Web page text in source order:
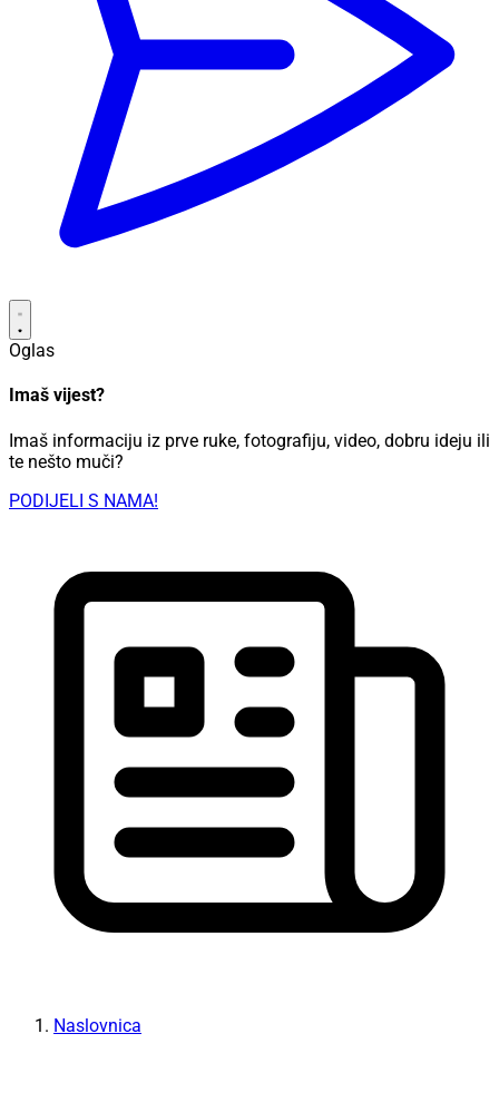
Oglas
Imaš vijest?
Imaš informaciju iz prve ruke, fotografiju, video, dobru ideju ili
te nešto muči?
PODIJELI S NAMA!
Naslovnica